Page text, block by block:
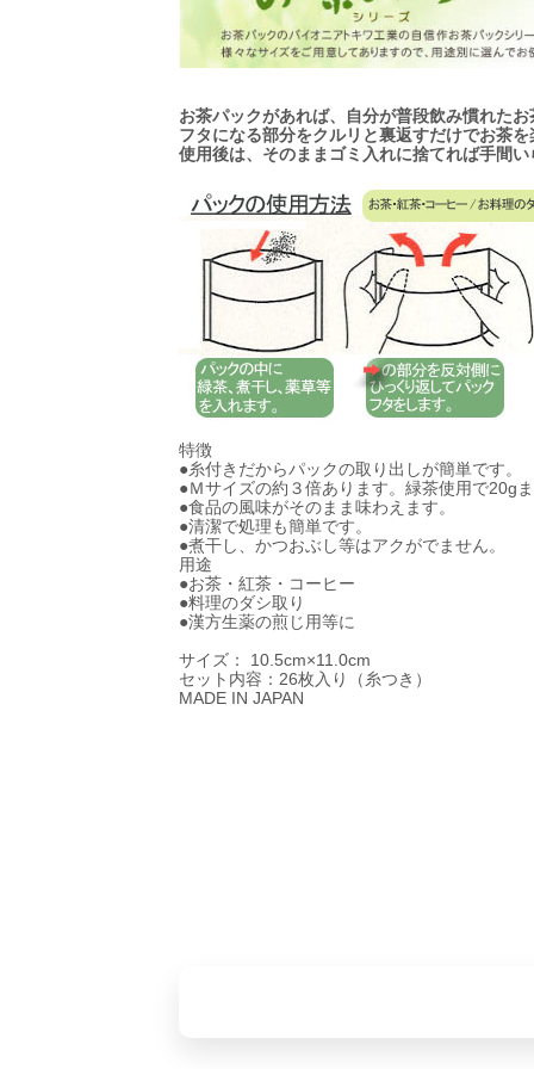
お茶パックがあれば、自分が普段飲み慣れた
フタになる部分をクルリと裏返すだけでお茶
使用後は、そのままゴミ入れに捨てれば手間い
特徴
●糸付きだからパックの取り出しが簡単です。
●Ｍサイズの約３倍あります。緑茶使用で20g
●食品の風味がそのまま味わえます。
●清潔で処理も簡単です。
●煮干し、かつおぶし等はアクがでません。
用途
●お茶・紅茶・コーヒー
●料理のダシ取り
●漢方生薬の煎じ用等に
サイズ： 10.5cm×11.0cm
セット内容：26枚入り（糸つき）
MADE IN JAPAN